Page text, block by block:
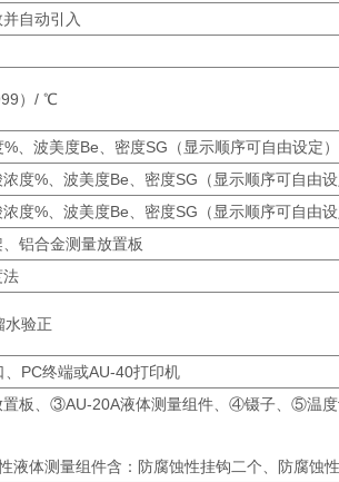
自动引入
）/ ℃
、波美度Be、密度SG（显示顺序可自由设定）
度%、波美度Be、密度SG（显示顺序可自由设
度%、波美度Be、密度SG（显示顺序可自由设
铝合金测量放置板
法
验正
、PC终端或AU-40打印机
板、③AU-20A液体测量组件、④镊子、⑤温
液体测量组件含：防腐蚀性挂钩二个、防腐蚀